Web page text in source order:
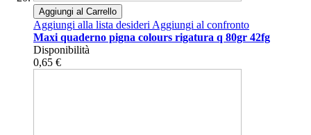
Aggiungi al Carrello
Aggiungi alla lista desideriAggiungi al confronto
Maxi quaderno pigna colours rigatura q 80gr 42fg
Disponibilità
0,65 €